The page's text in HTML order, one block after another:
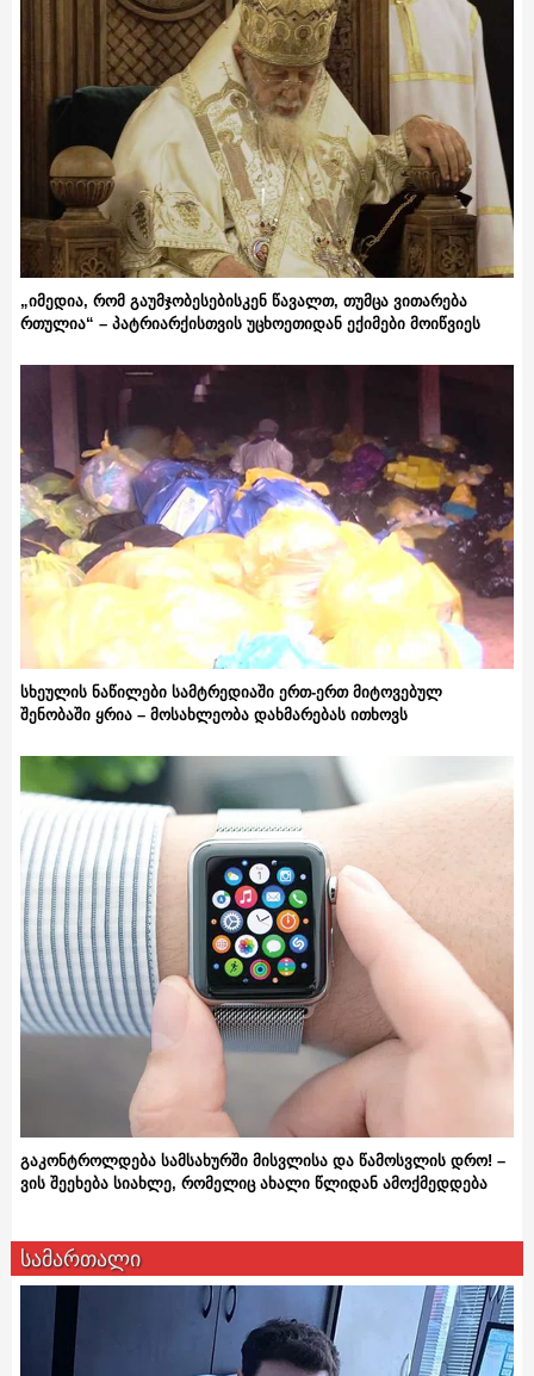
„იმედია, რომ გაუმჯობესებისკენ წავალთ, თუმცა ვითარება
რთულია“ – პატრიარქისთვის უცხოეთიდან ექიმები მოიწვიეს
სხეულის ნაწილები სამტრედიაში ერთ-ერთ მიტოვებულ
შენობაში ყრია – მოსახლეობა დახმარებას ითხოვს
გაკონტროლდება სამსახურში მისვლისა და წამოსვლის დრო! –
ვის შეეხება სიახლე, რომელიც ახალი წლიდან ამოქმედდება
სამართალი